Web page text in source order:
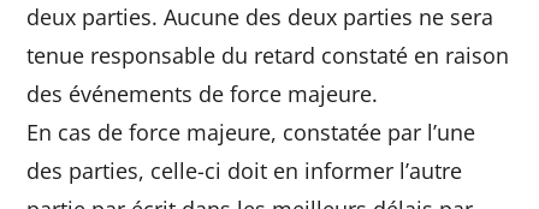
deux parties. Aucune des deux parties ne sera
tenue responsable du retard constaté en raison
des événements de force majeure.
En cas de force majeure, constatée par l’une
des parties, celle-ci doit en informer l’autre